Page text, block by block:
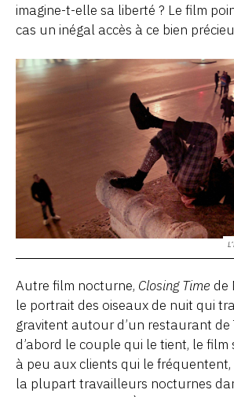
imagine-t-elle sa liberté ? Le film
cas un inégal accès à ce bien
Autre film nocturne, Closing Time de
le portrait des oiseaux de nuit qui
gravitent autour d’un restaurant de
d’abord le couple qui le tient, le film
à peu aux clients qui le
la plupart travailleurs nocturnes